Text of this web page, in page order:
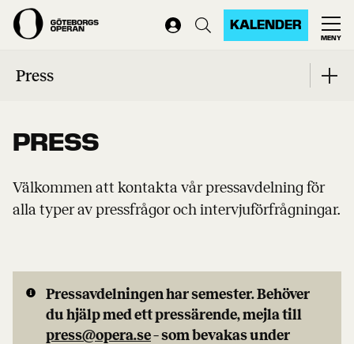
KALENDER
MENY
Start
PRESS
Välkommen att kontakta vår pressavdelning för
alla typer av pressfrågor och intervjuförfrågningar.
Press
Pressavdelningen har semester. Behöver
du hjälp med ett pressärende, mejla till
press@opera.se– som bevakas under